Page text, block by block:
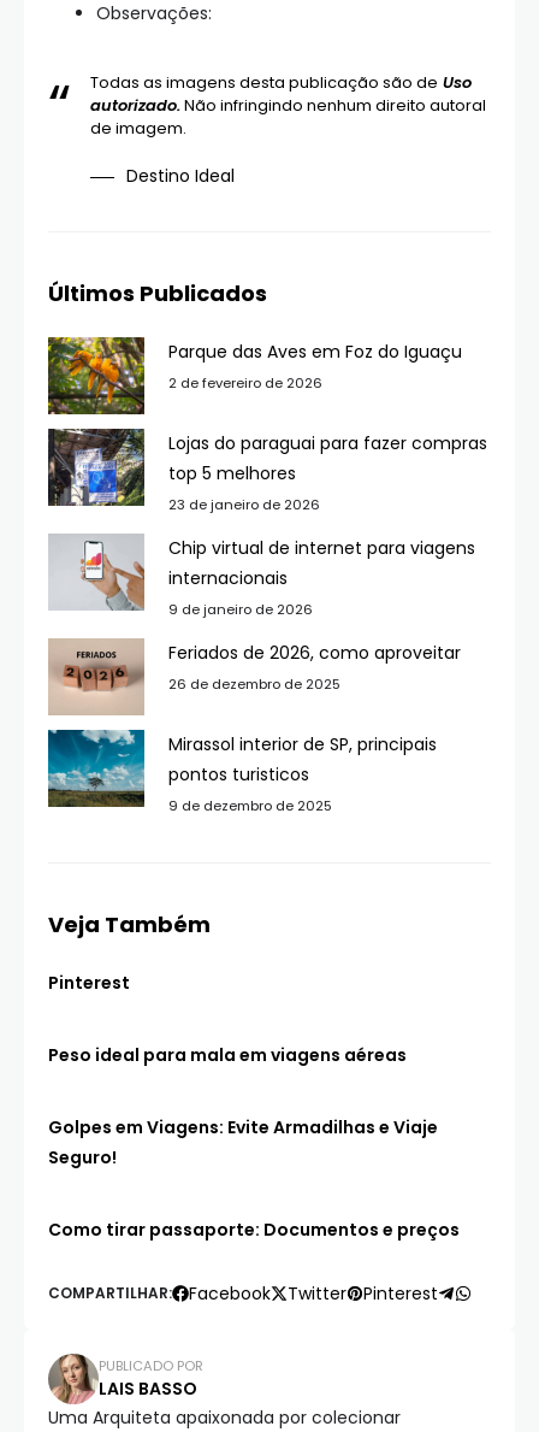
Observações:
Todas as imagens desta publicação são de Uso
autorizado.Não infringindo nenhum direito autoral
de imagem.
Destino Ideal
Últimos Publicados
Parque das Aves em Foz do Iguaçu
2 de fevereiro de 2026
Lojas do paraguai para fazer compras
top 5 melhores
23 de janeiro de 2026
Chip virtual de internet para viagens
internacionais
9 de janeiro de 2026
Feriados de 2026, como aproveitar
26 de dezembro de 2025
Mirassol interior de SP, principais
pontos turisticos
9 de dezembro de 2025
Veja Também
Pinterest
Peso ideal para mala em viagens aéreas
Golpes em Viagens: Evite Armadilhas e Viaje
Seguro!
Como tirar passaporte: Documentos e preços
COMPARTILHAR: Facebook Twitter Pinterest
PUBLICADO POR
LAIS BASSO
Uma Arquiteta apaixonada por colecionar